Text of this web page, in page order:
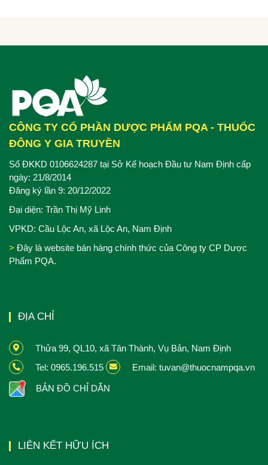
CÔNG TY CỔ PHẦN DƯỢC PHẨM PQA - THUỐC
ĐÔNG Y GIA TRUYỀN
Số ĐKKD 0106624287 tại Sở Kế hoạch Đầu tư Nam Định cấp
ngày: 21/8/2014
Đăng ký lần 9: 20/12/2022
Đại diện: Trần Thị Mỹ Linh
VPKD: Cầu Lộc An, xã Lộc An, Nam Định
> Đây là website bán hàng chính thức của Công ty CP Dược
Phẩm PQA.
ĐỊA CHỈ
Thửa 99, QL10, xã Tân Thành, Vụ Bản, Nam Định
Tel: 0965.196.515
Email: tuvan@thuocnampqa.vn
BẢN ĐỒ CHỈ DẪN
LIÊN KẾT HỮU ÍCH